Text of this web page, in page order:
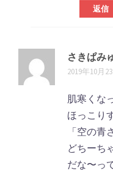
返信
さきぱみ
2019年10月
肌寒くな
ほっこり
「空の
どちーち
だな〜っ